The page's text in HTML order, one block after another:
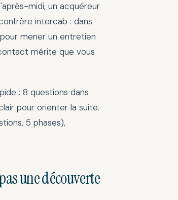
midi, un acquéreur
intercab : dans
mener un entretien
mérite que vous
: 8 questions dans
pour orienter la suite.
5 phases),
une découverte